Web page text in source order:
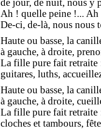
de jour, de nuit, nous y
Ah ! quelle peine !...
De-ci, de-là, nous nous
Haute ou basse, la
à gauche, à droite,
La fille pure fait retraite
guitares, luths,
Haute ou basse, la
à gauche, à droite,
La fille pure fait retraite
cloches et tambours,